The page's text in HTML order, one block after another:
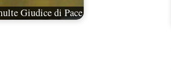
Giudice di Pace